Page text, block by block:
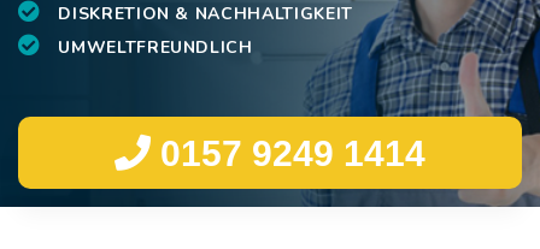
DISKRETION & NACHHALTIGKEIT
UMWELTFREUNDLICH
0157 9249 1414